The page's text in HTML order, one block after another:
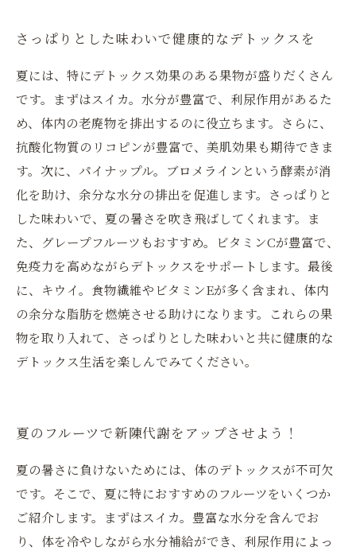
さっぱりとした味わいで健康的なデトックスを
夏には、特にデトックス効果のある果物が盛りだくさん
です。まずはスイカ。水分が豊富で、利尿作用があるた
め、体内の老廃物を排出するのに役立ちます。さらに、
抗酸化物質のリコピンが豊富で、美肌効果も期待できま
す。次に、パイナップル。ブロメラインという酵素が消
化を助け、余分な水分の排出を促進します。さっぱりと
した味わいで、夏の暑さを吹き飛ばしてくれます。ま
た、グレープフルーツもおすすめ。ビタミンCが豊富で、
免疫力を高めながらデトックスをサポートします。最後
に、キウイ。食物繊維やビタミンEが多く含まれ、体内
の余分な脂肪を燃焼させる助けになります。これらの果
物を取り入れて、さっぱりとした味わいと共に健康的な
デトックス生活を楽しんでみてください。
夏のフルーツで新陳代謝をアップさせよう！
夏の暑さに負けないためには、体のデトックスが不可欠
です。そこで、夏に特におすすめのフルーツをいくつか
ご紹介します。まずはスイカ。豊富な水分を含んでお
り、体を冷やしながら水分補給ができ、利尿作用によっ